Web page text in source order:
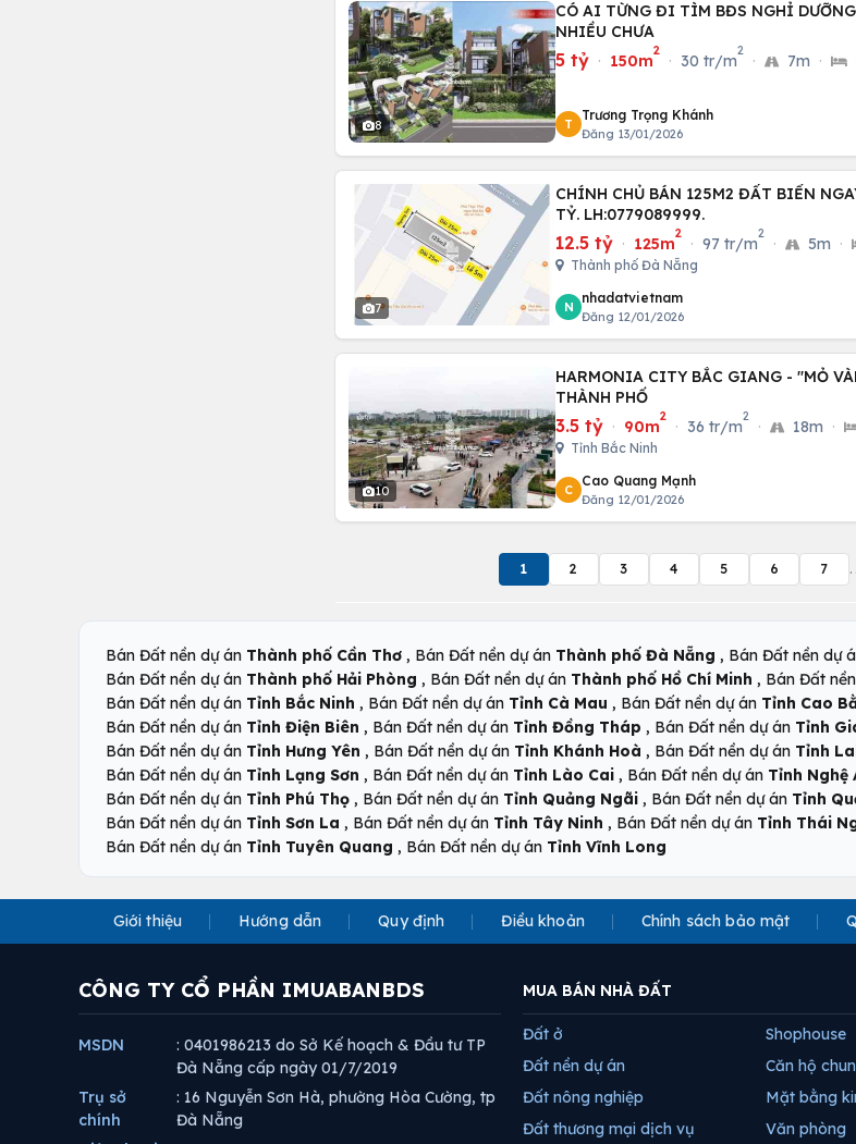
8
CÓ AI TỪNG ĐI TÌM BĐS NGHỈ
NHIỀU CHƯA
5 tỷ · 150m
2
· 30 tr/m
2
· 7m ·
T
Trương Trọng Khánh
Đăng 13/01/2026
7
CHÍNH CHỦ BÁN 125M2 ĐẤT BIỂN
TỶ. LH:0779089999.
12.5 tỷ · 125m
2
· 97 tr/m
2
· 5m ·
Thành phố Đà Nẵng
N
nhadatvietnam
Đăng 12/01/2026
10
HARMONIA CITY BẮC GIANG - "MỎ
THÀNH PHỐ
3.5 tỷ · 90m
2
· 36 tr/m
2
· 18m ·
Tỉnh Bắc Ninh
C
Cao Quang Mạnh
Đăng 12/01/2026
1 2 3 4 5 6 7
Bán Đất nền dự án Thành phố Cần Thơ , Bán Đất nền dự án Thành phố Đà Nẵng , Bán Đất nền dự
Bán Đất nền dự án Thành phố Hải Phòng , Bán Đất nền dự án Thành phố Hồ Chí Minh , Bán Đất
Bán Đất nền dự án Tỉnh Bắc Ninh , Bán Đất nền dự án Tỉnh Cà Mau , Bán Đất nền dự án Tỉnh Cao
Bán Đất nền dự án Tỉnh Điện Biên , Bán Đất nền dự án Tỉnh Đồng Tháp , Bán Đất nền dự án Tỉnh
Bán Đất nền dự án Tỉnh Hưng Yên , Bán Đất nền dự án Tỉnh Khánh Hoà , Bán Đất nền dự án Tỉnh
Bán Đất nền dự án Tỉnh Lạng Sơn , Bán Đất nền dự án Tỉnh Lào Cai , Bán Đất nền dự án Tỉnh Nghệ
Bán Đất nền dự án Tỉnh Phú Thọ , Bán Đất nền dự án Tỉnh Quảng Ngãi , Bán Đất nền dự án Tỉnh
Bán Đất nền dự án Tỉnh Sơn La , Bán Đất nền dự án Tỉnh Tây Ninh , Bán Đất nền dự án Tỉnh Thái
Bán Đất nền dự án Tỉnh Tuyên Quang , Bán Đất nền dự án Tỉnh Vĩnh Long
Giới thiệu Hướng dẫn Quy định Điều khoản Chính sách bảo mật
CÔNG TY CỔ PHẦN IMUABANBDS
MSDN
: 0401986213 do Sở Kế hoạch & Đầu tư TP
Đà Nẵng cấp ngày 01/7/2019
Trụ sở
chính
: 16 Nguyễn Sơn Hà, phường Hòa Cường, tp
Đà Nẵng
MUA BÁN NHÀ ĐẤT
Đất ở
Đất nền dự án
Đất nông nghiệp
Đất thương mại dịch vụ
Shophouse
Căn hộ
Mặt bằng
Văn phòng